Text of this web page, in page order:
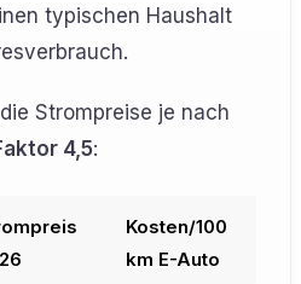
typischen Haushalt
Strompreise je nach
4,5:
Kosten/100
km E-Auto